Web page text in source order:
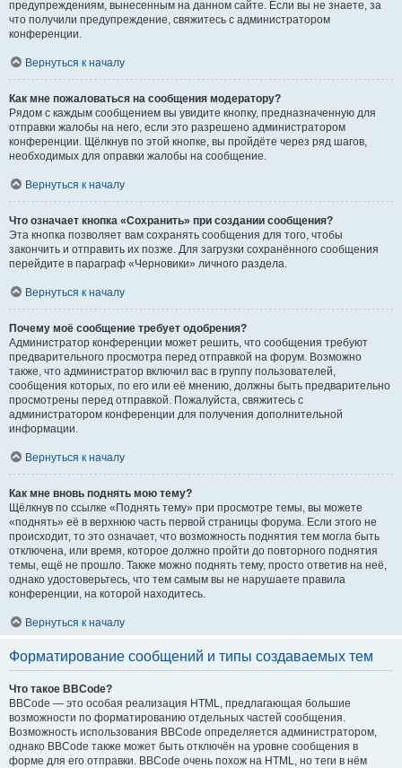
предупреждениям, вынесенным на данном сайте. Если вы не знаете, за
что получили предупреждение, свяжитесь с администратором
конференции.
Вернуться к началу
Как мне пожаловаться на сообщения модератору?
Рядом с каждым сообщением вы увидите кнопку, предназначенную для
отправки жалобы на него, если это разрешено администратором
конференции. Щёлкнув по этой кнопке, вы пройдёте через ряд шагов,
необходимых для оправки жалобы на сообщение.
Вернуться к началу
Что означает кнопка «Сохранить» при создании сообщения?
Эта кнопка позволяет вам сохранять сообщения для того, чтобы
закончить и отправить их позже. Для загрузки сохранённого сообщения
перейдите в параграф «Черновики» личного раздела.
Вернуться к началу
Почему моё сообщение требует одобрения?
Администратор конференции может решить, что сообщения требуют
предварительного просмотра перед отправкой на форум. Возможно
также, что администратор включил вас в группу пользователей,
сообщения которых, по его или её мнению, должны быть предварительно
просмотрены перед отправкой. Пожалуйста, свяжитесь с
администратором конференции для получения дополнительной
информации.
Вернуться к началу
Как мне вновь поднять мою тему?
Щёлкнув по ссылке «Поднять тему» при просмотре темы, вы можете
«поднять» её в верхнюю часть первой страницы форума. Если этого не
происходит, то это означает, что возможность поднятия тем могла быть
отключена, или время, которое должно пройти до повторного поднятия
темы, ещё не прошло. Также можно поднять тему, просто ответив на неё,
однако удостоверьтесь, что тем самым вы не нарушаете правила
конференции, на которой находитесь.
Вернуться к началу
Форматирование сообщений и типы создаваемых тем
Что такое BBCode?
BBCode — это особая реализация HTML, предлагающая большие
возможности по форматированию отдельных частей сообщения.
Возможность использования BBCode определяется администратором,
однако BBCode также может быть отключён на уровне сообщения в
форме для его отправки. BBCode очень похож на HTML, но теги в нём